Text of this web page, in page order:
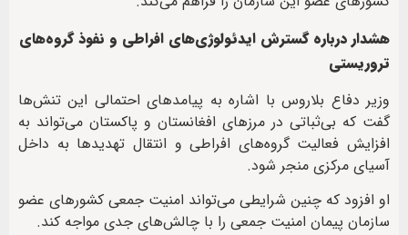
هشدار درباره گسترش ایدئولوژی‌های افراطی و نفوذ گروه‌های
تروریستی
وزیر دفاع بلاروس با اشاره به پیامدهای احتمالی این تنش‌ها
گفت که بی‌ثباتی در مرزهای افغانستان و پاکستان می‌تواند به
افزایش فعالیت گروه‌های افراطی و انتقال تهدیدها به داخل
آسیای مرکزی منجر شود.
او افزود که چنین شرایطی می‌تواند امنیت جمعی کشورهای عضو
سازمان پیمان امنیت جمعی را با چالش‌های جدی مواجه کند.